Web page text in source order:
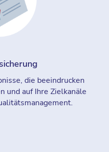
die beeindrucken
und auf Ihre Zielkanäle